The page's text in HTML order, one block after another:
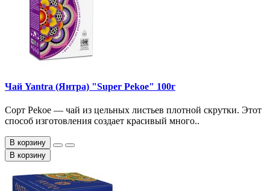
Чай Yantra (Янтра) "Super Pekoe" 100г
Сорт Pekoe — чай из цельных листьев плотной скрутки. Этот
способ изготовления создает красивый много..
В корзину
В корзину